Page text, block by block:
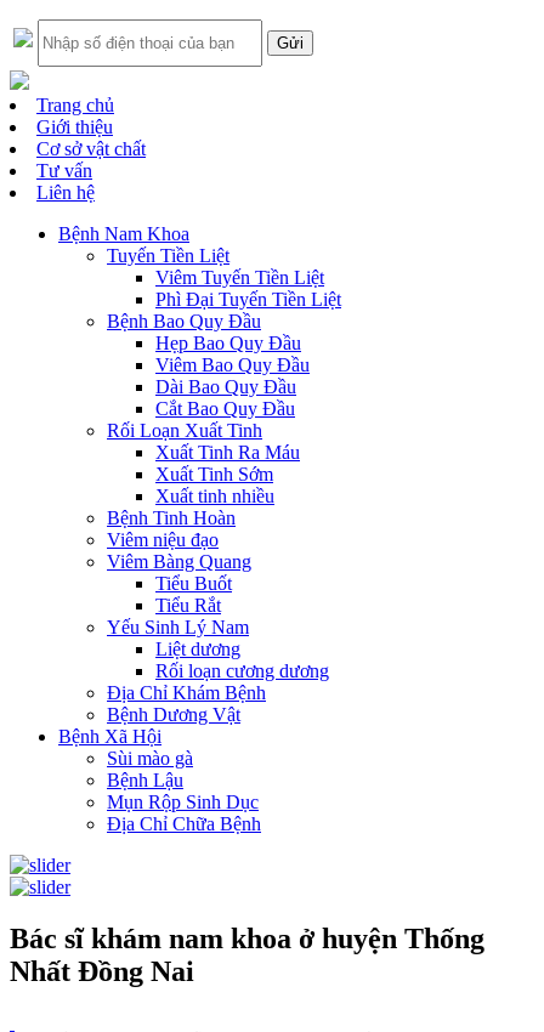
Trang chủ
Giới thiệu
Cơ sở vật chất
Tư vấn
Liên hệ
Bệnh Nam Khoa
Tuyến Tiền Liệt
Viêm Tuyến Tiền Liệt
Phì Đại Tuyến Tiền Liệt
Bệnh Bao Quy Đầu
Hẹp Bao Quy Đầu
Viêm Bao Quy Đầu
Dài Bao Quy Đầu
Cắt Bao Quy Đầu
Rối Loạn Xuất Tinh
Xuất Tinh Ra Máu
Xuất Tinh Sớm
Xuất tinh nhiều
Bệnh Tinh Hoàn
Viêm niệu đạo
Viêm Bàng Quang
Tiểu Buốt
Tiểu Rắt
Yếu Sinh Lý Nam
Liệt dương
Rối loạn cương dương
Địa Chỉ Khám Bệnh
Bệnh Dương Vật
Bệnh Xã Hội
Sùi mào gà
Bệnh Lậu
Mụn Rộp Sinh Dục
Địa Chỉ Chữa Bệnh
Bác sĩ khám nam khoa ở huyện Thống
Nhất Đồng Nai